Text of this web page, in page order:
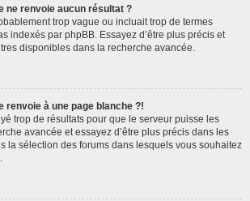
ne renvoie aucun résultat ?
trop vague ou incluait trop de termes
indexés par phpBB. Essayez d’être plus précis et
disponibles dans la recherche avancée.
renvoie à une page blanche ?!
trop de résultats pour que le serveur puisse les
avancée et essayez d’être plus précis dans les
la sélection des forums dans lesquels vous souhaitez